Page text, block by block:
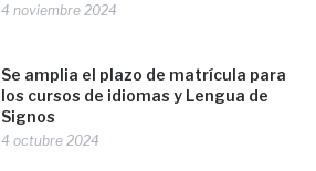
4 noviembre 2024
Se amplia el plazo de matrícula para
los cursos de idiomas y Lengua de
Signos
4 octubre 2024